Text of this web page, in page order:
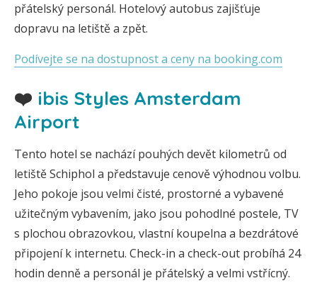
přátelský personál. Hotelový autobus zajišťuje
dopravu na letiště a zpět.
Podívejte se na dostupnost a ceny na booking.com
❤️ ibis Styles Amsterdam
Airport
Tento hotel se nachází pouhých devět kilometrů od
letiště Schiphol a představuje cenově výhodnou volbu.
Jeho pokoje jsou velmi čisté, prostorné a vybavené
užitečným vybavením, jako jsou pohodlné postele, TV
s plochou obrazovkou, vlastní koupelna a bezdrátové
připojení k internetu. Check-in a check-out probíhá 24
hodin denně a personál je přátelský a velmi vstřícný.